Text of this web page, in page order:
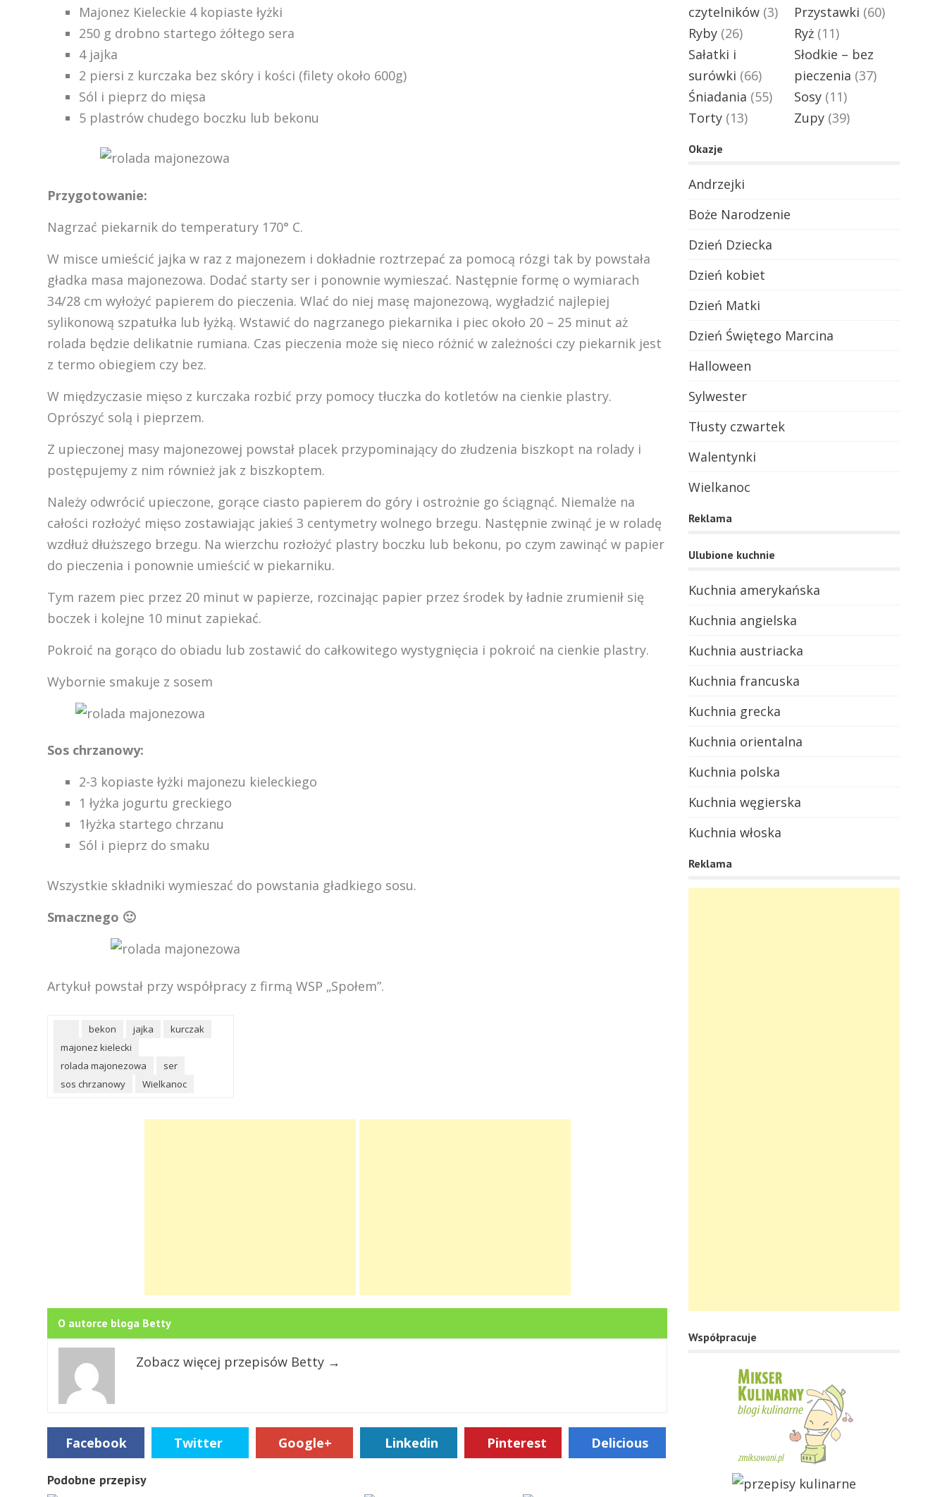
Majonez Kieleckie 4 kopiaste łyżki
250 g drobno startego żółtego sera
4 jajka
2 piersi z kurczaka bez skóry i kości (filety około 600g)
Sól i pieprz do mięsa
5 plastrów chudego boczku lub bekonu
Przygotowanie:
Nagrzać piekarnik do temperatury 170° C.
W misce umieścić jajka w raz z majonezem i dokładnie roztrzepać za pomocą rózgi tak by powstała
gładka masa majonezowa. Dodać starty ser i ponownie wymieszać. Następnie formę o wymiarach
34/28 cm wyłożyć papierem do pieczenia. Wlać do niej masę majonezową, wygładzić najlepiej
sylikonową szpatułka lub łyżką. Wstawić do nagrzanego piekarnika i piec około 20 – 25 minut aż
rolada będzie delikatnie rumiana. Czas pieczenia może się nieco różnić w zależności czy piekarnik jest
z termo obiegiem czy bez.
W międzyczasie mięso z kurczaka rozbić przy pomocy tłuczka do kotletów na cienkie plastry.
Oprószyć solą i pieprzem.
Z upieczonej masy majonezowej powstał placek przypominający do złudzenia biszkopt na rolady i
postępujemy z nim również jak z biszkoptem.
Należy odwrócić upieczone, gorące ciasto papierem do góry i ostrożnie go ściągnąć. Niemalże na
całości rozłożyć mięso zostawiając jakieś 3 centymetry wolnego brzegu. Następnie zwinąć je w roladę
wzdłuż dłuższego brzegu. Na wierzchu rozłożyć plastry boczku lub bekonu, po czym zawinąć w papier
do pieczenia i ponownie umieścić w piekarniku.
Tym razem piec przez 20 minut w papierze, rozcinając papier przez środek by ładnie zrumienił się
boczek i kolejne 10 minut zapiekać.
Pokroić na gorąco do obiadu lub zostawić do całkowitego wystygnięcia i pokroić na cienkie plastry.
Wybornie smakuje z sosem
Sos chrzanowy:
2-3 kopiaste łyżki majonezu kieleckiego
1 łyżka jogurtu greckiego
1łyżka startego chrzanu
Sól i pieprz do smaku
Wszystkie składniki wymieszać do powstania gładkiego sosu.
Smacznego 🙂
Artykuł powstał przy współpracy z firmą WSP „Społem”.
bekon jajka
kurczak
majonez kielecki
rolada majonezowa
ser
sos chrzanowy
Wielkanoc
O autorce bloga Betty
Zobacz więcej przepisów Betty →
Facebook Twitter Google+ Linkedin Pinterest Delicious
Podobne przepisy
czytelników (3)
Przystawki (60)
Ryby (26) Ryż (11)
Sałatki i
surówki (66)
Słodkie – bez
pieczenia (37)
Śniadania (55) Sosy (11)
Torty (13) Zupy (39)
Okazje
Andrzejki
Boże Narodzenie
Dzień Dziecka
Dzień kobiet
Dzień Matki
Dzień Świętego Marcina
Halloween
Sylwester
Tłusty czwartek
Walentynki
Wielkanoc
Reklama
Ulubione kuchnie
Kuchnia amerykańska
Kuchnia angielska
Kuchnia austriacka
Kuchnia francuska
Kuchnia grecka
Kuchnia orientalna
Kuchnia polska
Kuchnia węgierska
Kuchnia włoska
Reklama
Współpracuje